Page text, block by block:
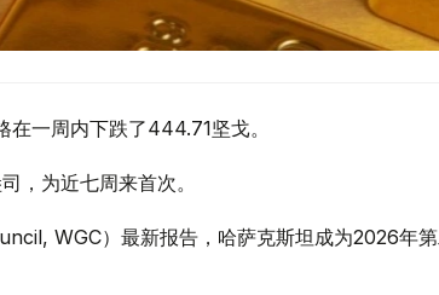
一周内下跌了444.71坚戈。
，为近七周来首次。
WGC）最新报告，哈萨克斯坦成为2026年